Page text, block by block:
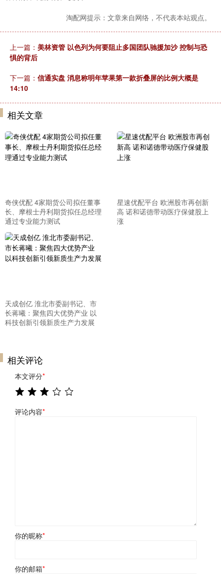
淘配网提示：文章来自网络，不代表本站观点。
上一篇： 美林资管 以色列为何要阻止多国团队驰援加沙 控制与恐
惧的背后
下一篇： 信通实盘 消息称明年苹果第一款折叠屏的比例大概是
14:10
相关文章
奇侠优配 4家期货公司拟任董事
长、摩根士丹利期货拟任总经理
通过专业能力测试
星速优配平台 欧洲股市再创新
高 诺和诺德带动医疗保健股上
涨
天成创亿 淮北市委副书记、市
长蒋曦：聚焦四大优势产业 以
科技创新引领新质生产力发展
相关评论
本文评分*
评论内容*
你的昵称*
你的邮箱*